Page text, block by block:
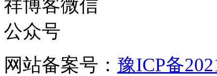
网站备案号： 豫ICP备